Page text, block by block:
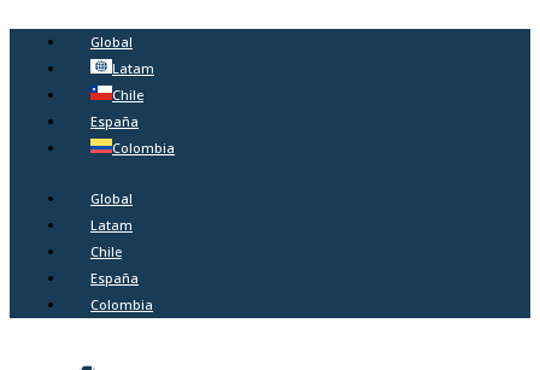
Global
Latam
Chile
España
Colombia
Global
Latam
Chile
España
Colombia